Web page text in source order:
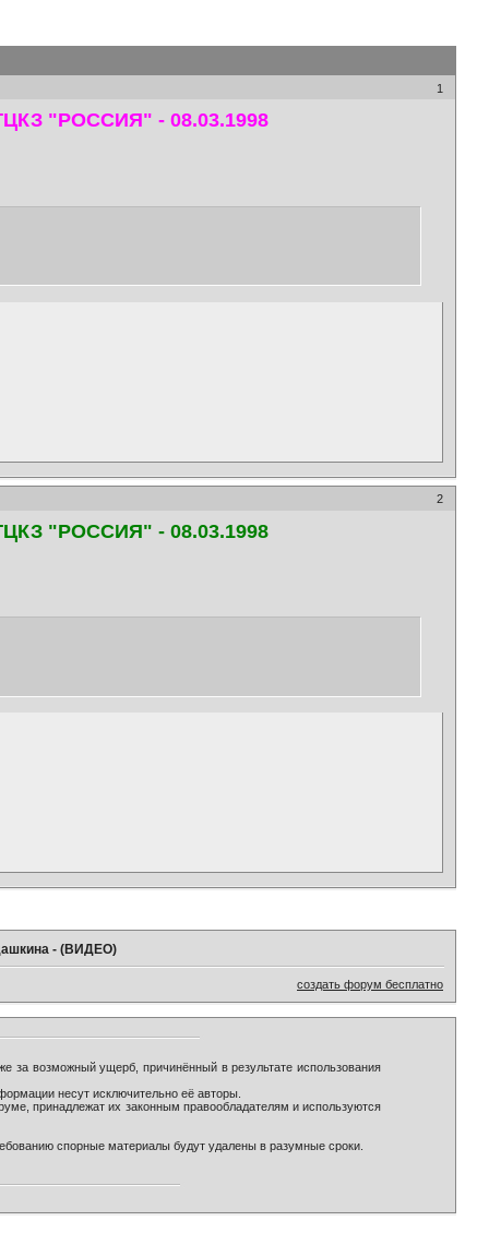
1
"РОССИЯ" - 08.03.1998
2
"РОССИЯ" - 08.03.1998
- (ВИДЕО)
создать форум бесплатно
за возможный ущерб, причинённый в результате использования
несут исключительно её авторы.
принадлежат их законным правообладателям и используются
спорные материалы будут удалены в разумные сроки.